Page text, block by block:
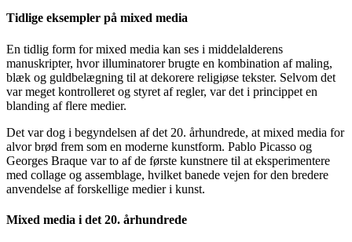
Tidlige eksempler på mixed media
En tidlig form for mixed media kan ses i middelalderens
manuskripter, hvor illuminatorer brugte en kombination af maling,
blæk og guldbelægning til at dekorere religiøse tekster. Selvom det
var meget kontrolleret og styret af regler, var det i princippet en
blanding af flere medier.
Det var dog i begyndelsen af det 20. århundrede, at mixed media for
alvor brød frem som en moderne kunstform. Pablo Picasso og
Georges Braque var to af de første kunstnere til at eksperimentere
med collage og assemblage, hvilket banede vejen for den bredere
anvendelse af forskellige medier i kunst.
Mixed media i det 20. århundrede